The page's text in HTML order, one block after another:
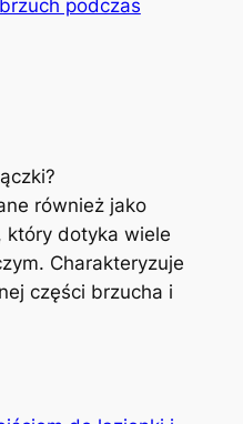
również jako
który dotyka wiele
Charakteryzuje
części brzucha i